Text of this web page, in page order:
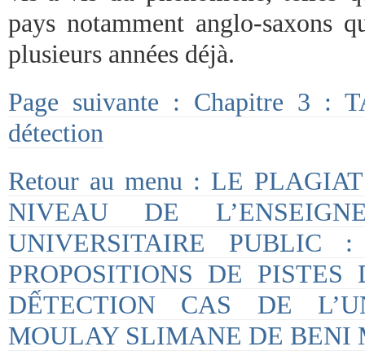
pays notamment anglo-saxons
plusieurs années déjà.
Page suivante : Chapitre 3 :
détection
Retour au menu : LE
NIVEAU DE
UNIVERSITAIRE PUBLIC
PROPOSITIONS DE
DẾTECTION CAS DE
MOULAY SLIMANE DE BENI